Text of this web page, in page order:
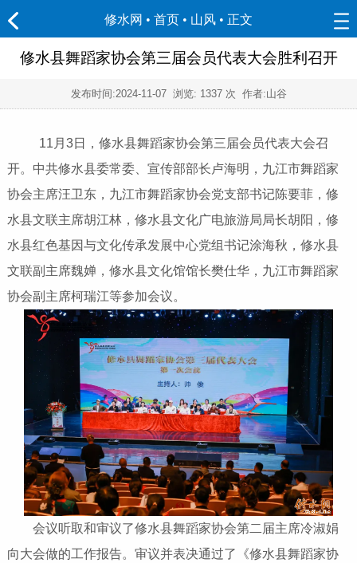
修水网 • 首页 • 山风 • 正文
修水县舞蹈家协会第三届会员代表大会胜利召开
发布时间:2024-11-07浏览: 1337 次 作者:山谷
11月3日，修水县舞蹈家协会第三届会员代表大会召
开。中共修水县委常委、宣传部部长卢海明，九江市舞蹈家
协会主席汪卫东，九江市舞蹈家协会党支部书记陈要菲，修
水县文联主席胡江林，修水县文化广电旅游局局长胡阳，修
水县红色基因与文化传承发展中心党组书记涂海秋，修水县
文联副主席魏婵，修水县文化馆馆长樊仕华，九江市舞蹈家
协会副主席柯瑞江等参加会议。
会议听取和审议了修水县舞蹈家协会第二届主席冷淑娟
向大会做的工作报告。审议并表决通过了《修水县舞蹈家协